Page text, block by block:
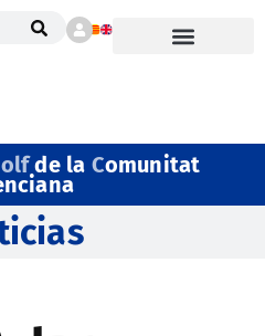
de la Comunitat